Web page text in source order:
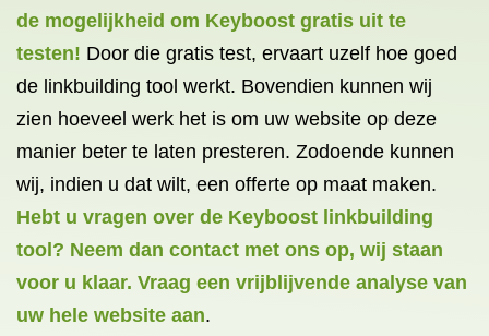
de mogelijkheid om Keyboost gratis uit te
testen! Door die gratis test, ervaart uzelf hoe goed
de linkbuilding tool werkt. Bovendien kunnen wij
zien hoeveel werk het is om uw website op deze
manier beter te laten presteren. Zodoende kunnen
wij, indien u dat wilt, een offerte op maat maken.
Hebt u vragen over de Keyboost linkbuilding
tool? Neem dan contact met ons op, wij staan
voor u klaar. Vraag een vrijblijvende analyse van
uw hele website aan.